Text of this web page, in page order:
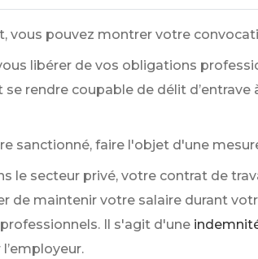
vous pouvez montrer votre
libérer de vos obligations
rendre coupable de délit
sanctionné, faire l'objet d'une
le secteur privé, votre contrat de
de maintenir votre salaire durant
Il s'agit d'une